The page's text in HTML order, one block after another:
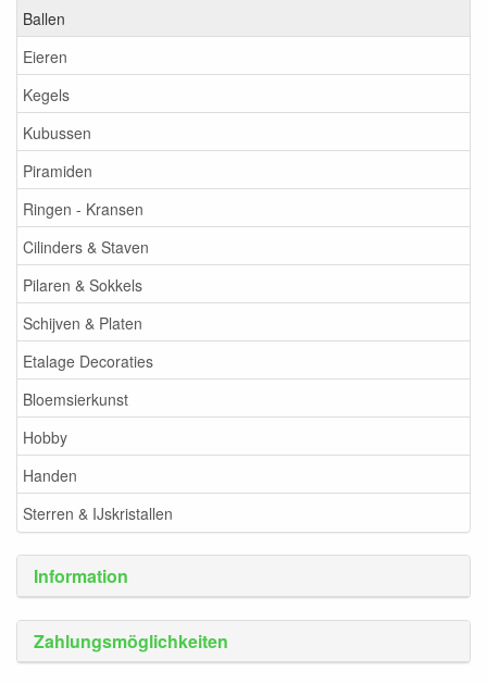
Ballen
Eieren
Kegels
Kubussen
Piramiden
Ringen - Kransen
Cilinders & Staven
Pilaren & Sokkels
Schijven & Platen
Etalage Decoraties
Bloemsierkunst
Hobby
Handen
Sterren & IJskristallen
Information
Zahlungsmöglichkeiten